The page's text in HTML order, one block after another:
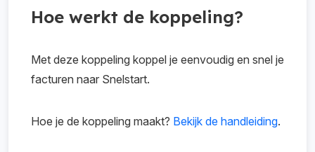
Hoe werkt de koppeling?
Met deze koppeling koppel je eenvoudig en snel je
facturen naar Snelstart.
Hoe je de koppeling maakt? Bekijk de handleiding.